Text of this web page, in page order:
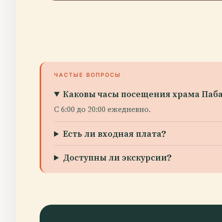
ЧАСТЫЕ ВОПРОСЫ
Каковы часы посещения храма
С 6:00 до 20:00 ежедневно.
Есть ли входная плата?
Доступны ли экскурсии?